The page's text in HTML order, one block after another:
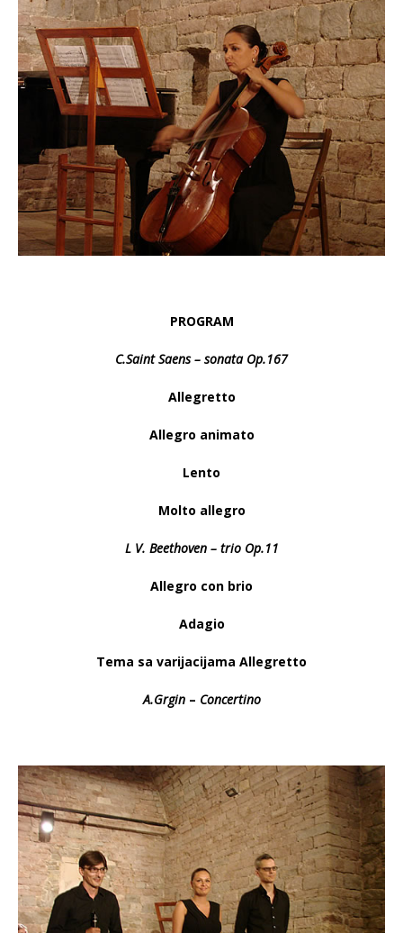
PROGRAM
C.Saint Saens – sonata Op.167
Allegretto
Allegro animato
Lento
Molto allegro
L V. Beethoven – trio Op.11
Allegro con brio
Adagio
Tema sa varijacijama Allegretto
A.Grgin – Concertino